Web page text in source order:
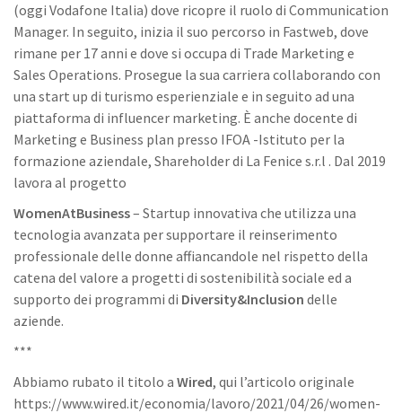
(oggi Vodafone Italia) dove ricopre il ruolo di Communication
Manager. In seguito, inizia il suo percorso in Fastweb, dove
rimane per 17 anni e dove si occupa di Trade Marketing e
Sales Operations. Prosegue la sua carriera collaborando con
una start up di turismo esperienziale e in seguito ad una
piattaforma di influencer marketing. È anche docente di
Marketing e Business plan presso IFOA -Istituto per la
formazione aziendale, Shareholder di La Fenice s.r.l . Dal 2019
lavora al progetto
WomenAtBusiness– Startup innovativa che utilizza una
tecnologia avanzata per supportare il reinserimento
professionale delle donne affiancandole nel rispetto della
catena del valore a progetti di sostenibilità sociale ed a
supporto dei programmi di Diversity&Inclusion delle
aziende.
***
Abbiamo rubato il titolo a Wired, qui l’articolo originale
https://www.wired.it/economia/lavoro/2021/04/26/women-